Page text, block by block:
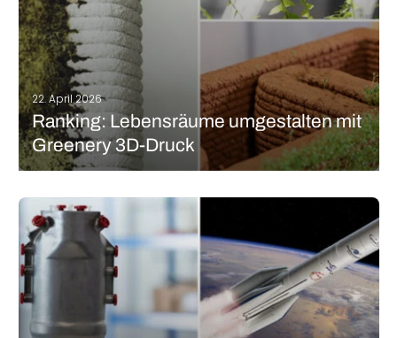
22. April 2026
Ranking: Lebensräume umgestalten mit
Greenery 3D-Druck
revolutioniert – von der Architektur über das Produktdesign bis
hin zur Medizintechnik. Eine besonders spannende Entwicklung
ist die Verbindung dieser Technologie mit dem Bereich
„Greenery“, also der Integration von Pflanzen in…
MEHR LESEN